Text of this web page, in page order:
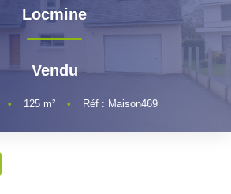
ESTIMER
L'AGENCE
NOS CONSEILS
Locmine
Vendu
• 125 m² • Réf : Maison469